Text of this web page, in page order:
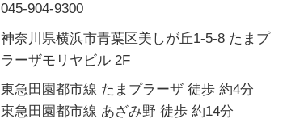
045-904-9300
神奈川県横浜市青葉区美しが丘1-5-8 たまプ
ラーザモリヤビル 2F
東急田園都市線 たまプラーザ 徒歩 約4分
東急田園都市線 あざみ野 徒歩 約14分